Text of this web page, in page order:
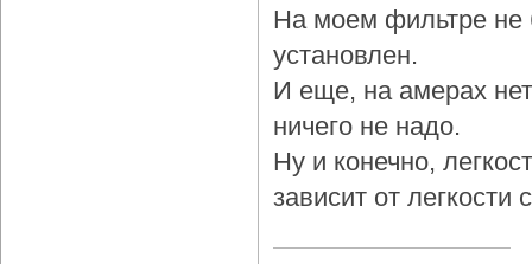
На моем фильтре не
установлен.
И еще, на амерах
ничего не надо.
Ну и конечно,
зависит от